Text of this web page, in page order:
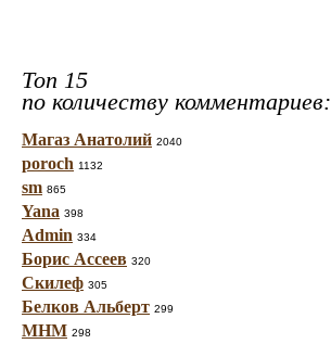
Топ 15
по количеству комментариев:
Магаз Анатолий 2040
poroch 1132
sm 865
Yana 398
Admin 334
Борис Ассеев 320
Скилеф 305
Белков Альберт 299
МНМ 298